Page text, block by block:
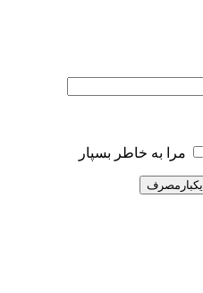
مرا به خاطر بسپار
یکبارمصرف